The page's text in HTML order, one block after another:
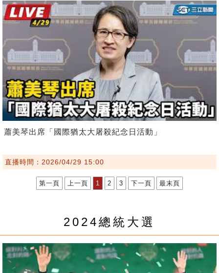
蕭美琴出席「國際猶太大屠殺紀念日活動」
直播時間：2026/04/29 15:00
第一頁 上一頁 1 2 3 下一頁 最末頁
2024總統大選